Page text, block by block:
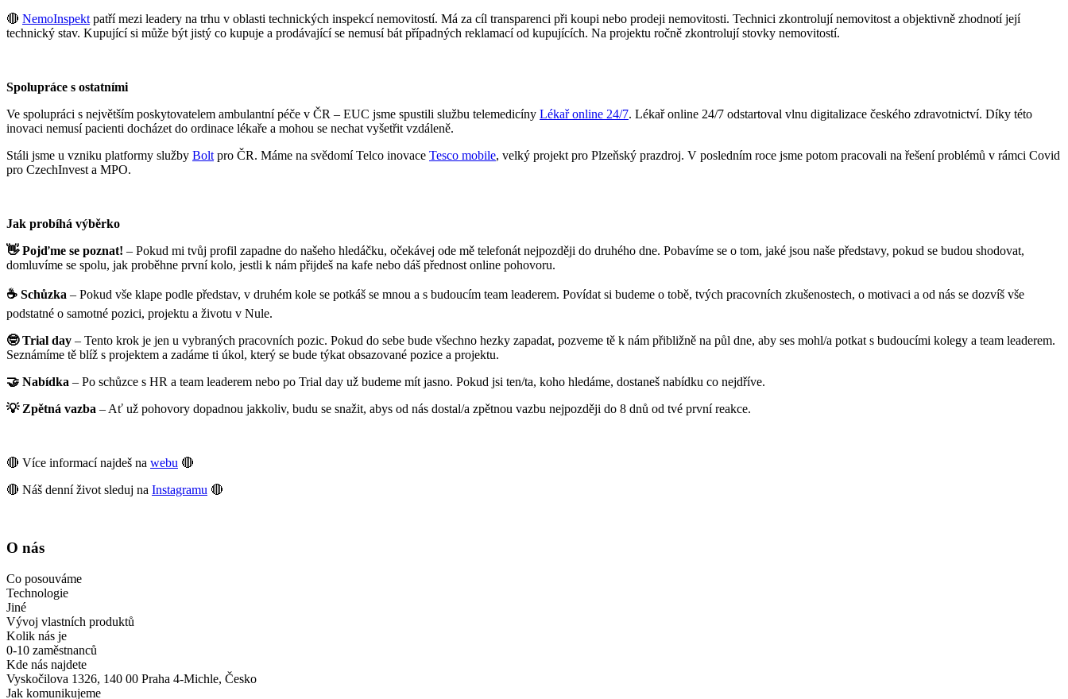
🔴 NemoInspekt patří mezi leadery na trhu v oblasti technických inspekcí nemovitostí. Má za cíl transparenci při koupi nebo prodeji nemovitosti. Technici zkontrolují nemovitost a objektivně zhodnotí její
technický stav. Kupující si může být jistý co kupuje a prodávající se nemusí bát případných reklamací od kupujících. Na projektu ročně zkontrolují stovky nemovitostí.
Spolupráce s ostatními
Ve spolupráci s největším poskytovatelem ambulantní péče v ČR – EUC jsme spustili službu telemedicíny Lékař online 24/7. Lékař online 24/7 odstartoval vlnu digitalizace českého zdravotnictví. Díky této
inovaci nemusí pacienti docházet do ordinace lékaře a mohou se nechat vyšetřit vzdáleně.
Stáli jsme u vzniku platformy služby Bolt pro ČR. Máme na svědomí Telco inovace Tesco mobile, velký projekt pro Plzeňský prazdroj. V posledním roce jsme potom pracovali na řešení problémů v rámci Covid
pro CzechInvest a MPO.
Jak probíhá výběrko
👋 Pojďme se poznat! – Pokud mi tvůj profil zapadne do našeho hledáčku, očekávej ode mě telefonát nejpozději do druhého dne. Pobavíme se o tom, jaké jsou naše představy, pokud se budou shodovat,
domluvíme se spolu, jak proběhne první kolo, jestli k nám přijdeš na kafe nebo dáš přednost online pohovoru.
☕ Schůzka – Pokud vše klape podle představ, v druhém kole se potkáš se mnou a s budoucím team leaderem. Povídat si budeme o tobě, tvých pracovních zkušenostech, o motivaci a od nás se dozvíš vše
podstatné o samotné pozici, projektu a životu v Nule.
🤓 Trial day – Tento krok je jen u vybraných pracovních pozic. Pokud do sebe bude všechno hezky zapadat, pozveme tě k nám přibližně na půl dne, aby ses mohl/a potkat s budoucími kolegy a team leaderem.
Seznámíme tě blíž s projektem a zadáme ti úkol, který se bude týkat obsazované pozice a projektu.
🤝 Nabídka – Po schůzce s HR a team leaderem nebo po Trial day už budeme mít jasno. Pokud jsi ten/ta, koho hledáme, dostaneš nabídku co nejdříve.
💡 Zpětná vazba – Ať už pohovory dopadnou jakkoliv, budu se snažit, abys od nás dostal/a zpětnou vazbu nejpozději do 8 dnů od tvé první reakce.
🔴 Více informací najdeš na webu 🔴
🔴 Náš denní život sleduj na Instagramu 🔴
O nás
Co posouváme
Technologie
Jiné
Vývoj vlastních produktů
Kolik nás je
0-10 zaměstnanců
Kde nás najdete
Vyskočilova 1326, 140 00 Praha 4-Michle, Česko
Jak komunikujeme